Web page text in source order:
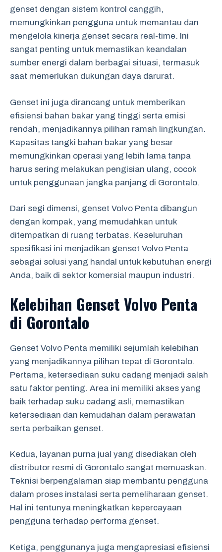
genset dengan sistem kontrol canggih,
memungkinkan pengguna untuk memantau dan
mengelola kinerja genset secara real-time. Ini
sangat penting untuk memastikan keandalan
sumber energi dalam berbagai situasi, termasuk
saat memerlukan dukungan daya darurat.
Genset ini juga dirancang untuk memberikan
efisiensi bahan bakar yang tinggi serta emisi
rendah, menjadikannya pilihan ramah lingkungan.
Kapasitas tangki bahan bakar yang besar
memungkinkan operasi yang lebih lama tanpa
harus sering melakukan pengisian ulang, cocok
untuk penggunaan jangka panjang di Gorontalo.
Dari segi dimensi, genset Volvo Penta dibangun
dengan kompak, yang memudahkan untuk
ditempatkan di ruang terbatas. Keseluruhan
spesifikasi ini menjadikan genset Volvo Penta
sebagai solusi yang handal untuk kebutuhan energi
Anda, baik di sektor komersial maupun industri.
Kelebihan Genset Volvo Penta
di Gorontalo
Genset Volvo Penta memiliki sejumlah kelebihan
yang menjadikannya pilihan tepat di Gorontalo.
Pertama, ketersediaan suku cadang menjadi salah
satu faktor penting. Area ini memiliki akses yang
baik terhadap suku cadang asli, memastikan
ketersediaan dan kemudahan dalam perawatan
serta perbaikan genset.
Kedua, layanan purna jual yang disediakan oleh
distributor resmi di Gorontalo sangat memuaskan.
Teknisi berpengalaman siap membantu pengguna
dalam proses instalasi serta pemeliharaan genset.
Hal ini tentunya meningkatkan kepercayaan
pengguna terhadap performa genset.
Ketiga, penggunanya juga mengapresiasi efisiensi